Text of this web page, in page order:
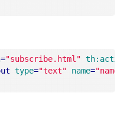
="subscribe.html"
type="text" name="name"